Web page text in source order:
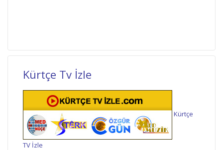
Kürtçe Tv İzle
Kürtçe
TV İzle